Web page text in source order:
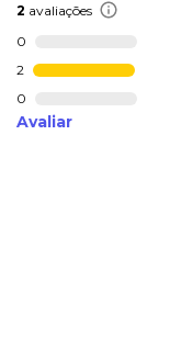
2 avaliações
0
2
0
Avaliar